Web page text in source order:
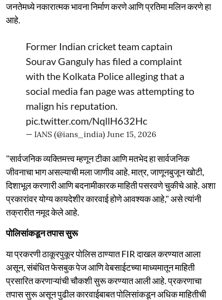
जनतेमध्ये नकारात्मक भावना निर्माण करणे आणि प्रतिमा मलिन करणे हा
आहे.
Former Indian cricket team captain
Sourav Ganguly has filed a complaint
with the Kolkata Police alleging that a
social media fan page was attempting to
malign his reputation.
pic.twitter.com/NqllH632Hc
— IANS (@ians_india) June 15, 2026
"सार्वजनिक व्यक्तिमत्त्व म्हणून टीका आणि मतभेद हा सार्वजनिक
जीवनाचा भाग असल्याची मला जाणीव आहे. मात्र, जाणूनबुजून खोटी,
दिशाभूल करणारी आणि बदनामीकारक माहिती पसरवणे चुकीचे आहे. अशा
प्रकारांवर योग्य कायदेशीर कारवाई होणे आवश्यक आहे," असे त्यांनी
तक्रारीत नमूद केले आहे.
पोलिसांकडून तपास सुरू
या प्रकरणी ठाकूरपुकूर पोलिस ठाण्यात FIR दाखल करण्यात आला
असून, संबंधित फेसबुक पेज आणि वेबसाईटच्या माध्यमातून माहिती
प्रसारित करणाऱ्यांची चौकशी सुरू करण्यात आली आहे. प्रकरणाचा
तपास सुरू असून पुढील कारवाईबाबत पोलिसांकडून अधिक माहितीची